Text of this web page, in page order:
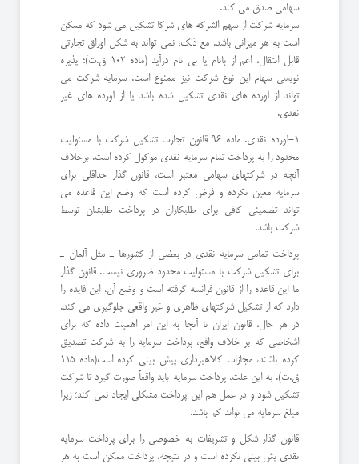
سهامی صدق می کند.
سرمایه شرکت از سهم الشرکه های شرکا تشکیل می شود که ممکن
است به هر میزانی باشد. مع ذلک، نمی تواند به شکل اوراق تجارتی
قابل انتقال، اعم از بانام یا بی نام درآید (ماده 102 ق.ت)؛ پذیره
نویسی سهام این نوع شرکت نیز ممنوع است. سرمایه شرکت می
تواند از آورده های نقدی تشکیل شده باشد یا از آورده های غیر
نقدی.
1-آورده نقدی. ماده 96 قانون تجارت تشکیل شرکت با مسئولیت
محدود را به پرداخت تمام سرمایه نقدی موکول کرده است. برخلاف
آنچه در شرکتهای سهامی معتبر است، قانون گذار حداقلی برای
سرمایه معین نکرده و فرض کرده است که وضع این قاعده می
تواند تضمینی کافی برای طلبکاران در پرداخت طلبشان توسط
شرکت باشد.
پرداخت تمامی سرمایه نقدی در بعضی از کشورها ـ مثل آلمان ـ
برای تشکیل شرکت با مسئولیت محدود ضروری نیست. قانون گذار
ما این قاعده را از قانون فرانسه گرفته است و وضع آن، این فایده را
دارد که از تشکیل شرکتهای ظاهری و غیر واقعی جلوگیری می کند.
در هر حال، قانون ایران تا آنجا به این امر اهمیت داده که برای
اشخاصی که بر خلاف واقع، پرداخت سرمایه را به شرکت تصدیق
کرده باشند، مجازات کلاهبرداری پیش بینی کرده است(ماده 115
ق.ت). به این علت، پرداخت سرمایه باید واقعاً صورت گیرد تا شرکت
تشکیل شود و در عمل هم این پرداخت مشکلی ایجاد نمی کند؛ زیرا
مبلغ سرمایه می تواند کم باشد.
قانون گذار شکل و تشریفات به خصوصی را برای پرداخت سرمایه
نقدی پش بینی نکرده است و در نتیجه، پرداخت ممکن است به هر